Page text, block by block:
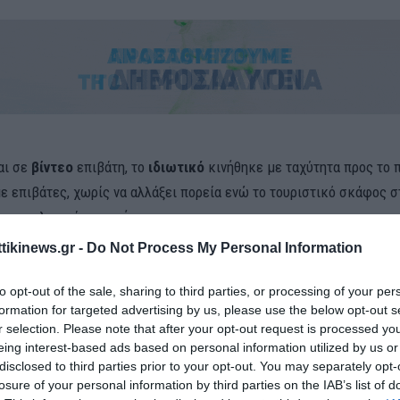
- Do Not Process My Personal Information
opt-out of the sale, sharing to third parties, or processing of your
for targeted advertising by us, please use the below opt-out
selection. Please note that after your opt-out request is processed
interest-based ads based on personal information utilized by us
to third parties prior to your opt-out. You may separately
of your personal information by third parties on the IAB’s list of
σε βίντεο επιβάτη, το ιδιωτικό κινήθηκε με ταχύτητα προς το
επιβάτες, χωρίς να αλλάξει πορεία ενώ το τουριστικό σκάφος
τελευταία στιγμή.
προκάλεσε πανικό, καθώςτουρίστεςάρχισαν ναουρλιάζουν
να έρχεται κατά πάνω μας. Υπήρξαν φωνές, πανικός,
από πάνω για να τα προστατέψουν», περιγράφει η εν λόγω
πάνω μας».